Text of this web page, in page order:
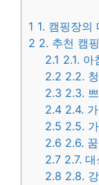
1 1. 캠핑장의
2 2. 추천 캠
2.1 2.1. 아
2.2 2.2.
2.3 2.3.
2.4 2.4.
2.5 2.5.
2.6 2.6.
2.7 2.7.
2.8 2.8.